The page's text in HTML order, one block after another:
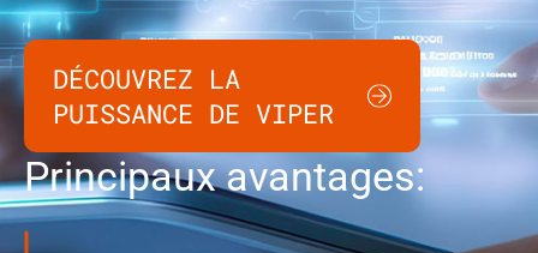
DÉCOUVREZ LA
PUISSANCE DE VIPER
Principaux avantages: